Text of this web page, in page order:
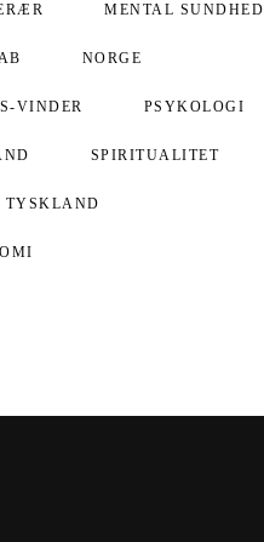
MENTAL SUNDHED
NORGE
VINDER PSYKOLOGI
SPIRITUALITET
TYSKLAND